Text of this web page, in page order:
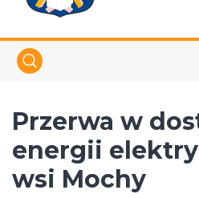
Przerwa w
energii
wsi Mochy